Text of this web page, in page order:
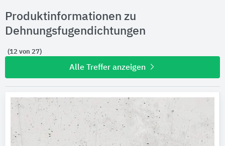
Produktinformationen zu
Dehnungsfugendichtungen
(12 von 27)
Alle Treffer anzeigen